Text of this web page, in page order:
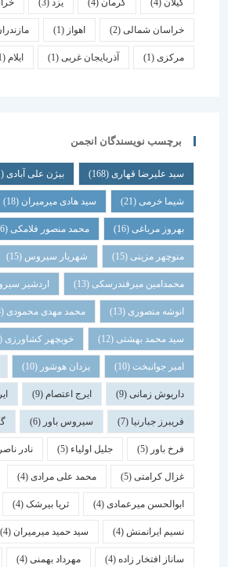
کرمان یزد خراسان
خراسان شمالی(2) اهواز مازندران(1)
(1) آذربایجان غربی(1) ایلام
برچسب نویسندگان انجمن
سید علیرضا قهاری(168) بیژن علی آبادی(31)
شیما خرمی(21) سید هادی میرمیران(18)
بهروز مرباغی (16) محمد منصور فلامکی (16)
منوچهر مزینی(15) شهریار سیروس(15)
محمدامین میرفندرسکی(13) اردشیر سیروس(13)
انوشه منصوری(13) محمد مهدی محمودی(13)
سید محمد بهشتی(12) خوبچهر کشاورزی(10)
امیر جوانبخت(10) یزدان هوشور(10) فاطمه
داریوش زمانی(9) ایرج اعتصام(9) ایرج
فریبرز جبارنیا(7) سیروس باور(6) گیتی
فرخ باور(5) جلیل اولیاء(5) نادر ناصرالمعمار
غزال کرامتی(5) محمد علی مرادی(4)
ابوالحسن میرعمادی(4) ثریا بیرشک(4)
نسیم ایرانمنش(4) سید حمید میرمیران(4)
ساناز افتخار زاده(4) مهرداد بهمنی (4)